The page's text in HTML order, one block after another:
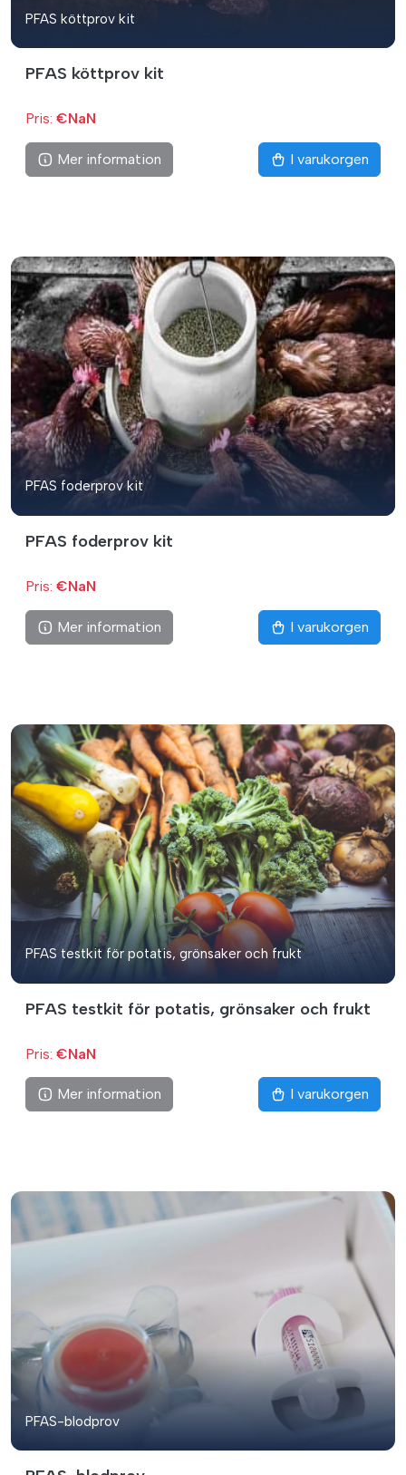
PFAS köttprov kit
PFAS köttprov kit
Pris: €NaN
Mer information I varukorgen
PFAS foderprov kit
PFAS foderprov kit
Pris: €NaN
Mer information I varukorgen
PFAS testkit för potatis, grönsaker och frukt
PFAS testkit för potatis, grönsaker och frukt
Pris: €NaN
Mer information I varukorgen
PFAS-blodprov